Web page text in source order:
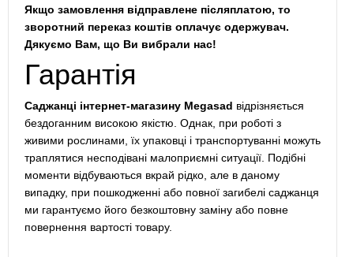
Якщо замовлення відправлене післяплатою, то
зворотний переказ коштів оплачує одержувач.
Дякуємо Вам, що Ви вибрали нас!
Гарантія
Саджанці інтернет-магазину Megasad відрізняється
бездоганним високою якістю. Однак, при роботі з
живими рослинами, їх упаковці і транспортуванні можуть
траплятися несподівані малоприємні ситуації. Подібні
моменти відбуваються вкрай рідко, але в даному
випадку, при пошкодженні або повної загибелі саджанця
ми гарантуємо його безкоштовну заміну або повне
повернення вартості товару.